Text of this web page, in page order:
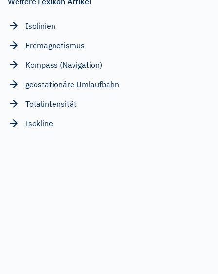
Isolinien
Erdmagnetismus
Kompass (Navigation)
geostationäre Umlaufbahn
Totalintensität
Isokline